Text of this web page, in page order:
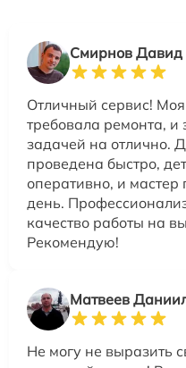
Смирнов Давид
Отличный сервис!
требовала ремонта, и
задачей на отлично.
проведена быстро,
оперативно, и
день.
качество работы на
Рекомендую!
Матвеев
Не могу не выразить